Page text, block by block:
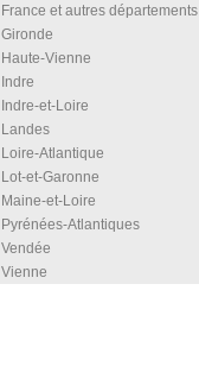
France et autres départements
Gironde
Haute-Vienne
Indre
Indre-et-Loire
Landes
Loire-Atlantique
Lot-et-Garonne
Maine-et-Loire
Pyrénées-Atlantiques
Vendée
Vienne